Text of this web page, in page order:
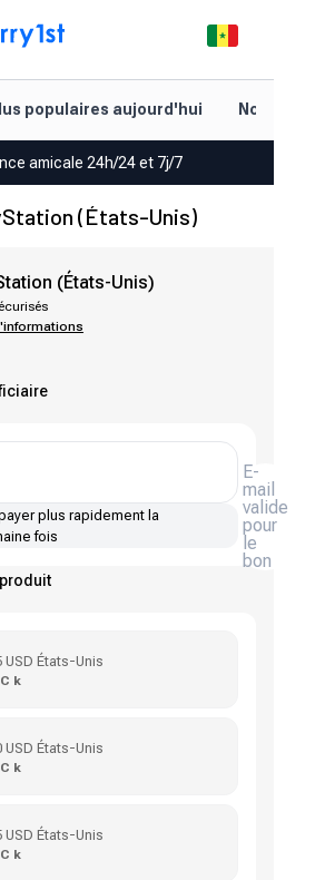
populaires aujourd'hui
offres pour vos meilleurs jeux
amicale 24h/24 et 7j/7
Google Play et l'App Store
offres pour vos meilleurs jeux
Google Play et l'App Store
(États-Unis)
(États-Unis)
E-
mail
valide
pour
le
bon
plus rapidement la
fois
USD États-Unis
k
USD États-Unis
k
USD États-Unis
k